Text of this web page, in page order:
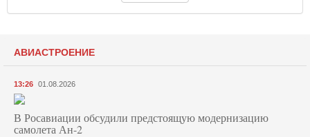
АВИАСТРОЕНИЕ
13:26 01.08.2026
В Росавиации обсудили предстоящую модернизацию
самолета Ан-2